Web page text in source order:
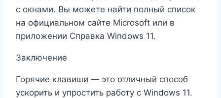
с окнами. Вы можете найти полный список
на официальном сайте Microsoft или в
приложении Справка Windows 11.
Заключение
Горячие клавиши — это отличный способ
ускорить и упростить работу с Windows 11.